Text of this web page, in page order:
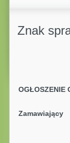
Znak
OGŁOSZENIE
Zamawiający